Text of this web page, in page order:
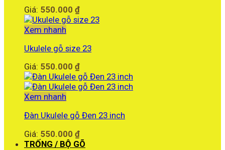
Giá: 550.000 ₫
Xem nhanh
Ukulele gỗ size 23
Giá: 550.000 ₫
Xem nhanh
Đàn Ukulele gỗ Đen 23 inch
Giá: 550.000 ₫
TRỐNG / BỘ GÕ